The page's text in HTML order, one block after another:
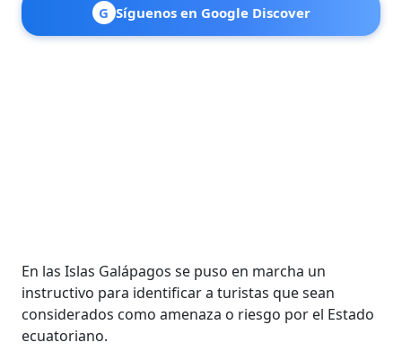
G Síguenos en Google Discover
En las Islas Galápagos se puso en marcha un
instructivo para identificar a turistas que sean
considerados como amenaza o riesgo por el Estado
ecuatoriano.